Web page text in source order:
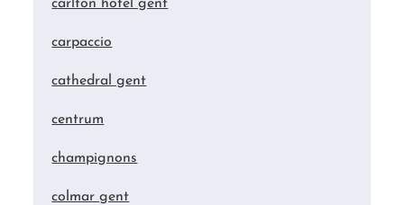
carlton hotel gent
carpaccio
cathedral gent
centrum
champignons
colmar gent